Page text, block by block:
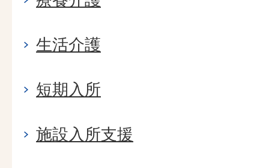
生活介護
短期入所
施設入所支援